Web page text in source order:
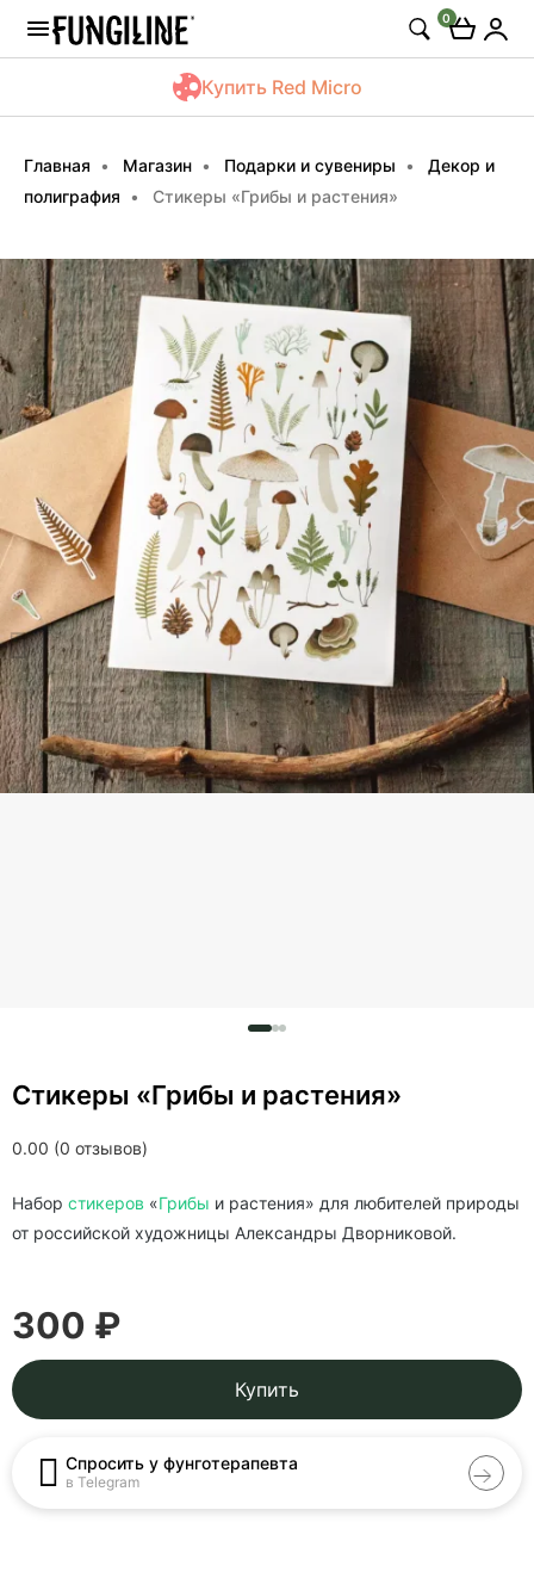
0
Купить Red Micro
Главная Магазин Подарки и сувениры
Декор и
полиграфия
Стикеры «Грибы и растения»
0.00 (0 отзывов)
Стикеры «Грибы и растения»
Набор стикеров «Грибы и растения» для любителей природы
от российской художницы Александры Дворниковой.
300 ₽
Купить
Спросить у фунготерапевта
в Telegram